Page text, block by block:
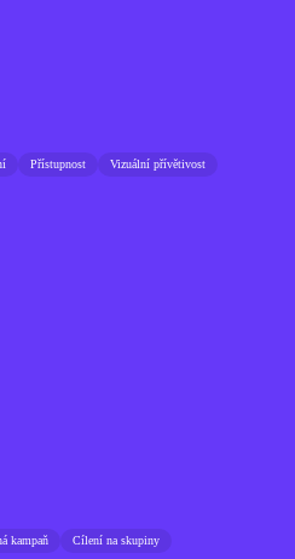
Přístupnost Vizuální přívětivost
kampaň Cílení na skupiny